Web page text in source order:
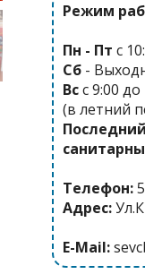
Режим
Пн - Пт с
Сб -
Всс 9:00 до
(в летний
Телефон:
Адрес:
E-Mail: